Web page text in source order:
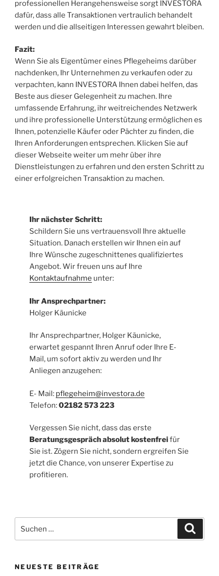
professionellen Herangehensweise sorgt INVESTORA
dafür, dass alle Transaktionen vertraulich behandelt
werden und die allseitigen Interessen gewahrt bleiben.
Fazit:
Wenn Sie als Eigentümer eines Pflegeheims darüber
nachdenken, Ihr Unternehmen zu verkaufen oder zu
verpachten, kann INVESTORA Ihnen dabei helfen, das
Beste aus dieser Gelegenheit zu machen. Ihre
umfassende Erfahrung, ihr weitreichendes Netzwerk
und ihre professionelle Unterstützung ermöglichen es
Ihnen, potenzielle Käufer oder Pächter zu finden, die
Ihren Anforderungen entsprechen. Klicken Sie auf
dieser Webseite weiter um mehr über ihre
Dienstleistungen zu erfahren und den ersten Schritt zu
einer erfolgreichen Transaktion zu machen.
Ihr nächster Schritt:
Schildern Sie uns vertrauensvoll Ihre aktuelle
Situation. Danach erstellen wir Ihnen ein auf
Ihre Wünsche zugeschnittenes qualifiziertes
Angebot. Wir freuen uns auf Ihre
Kontaktaufnahme unter:
Ihr Ansprechpartner:
Holger Käunicke
Ihr Ansprechpartner, Holger Käunicke,
erwartet gespannt Ihren Anruf oder Ihre E-
Mail, um sofort aktiv zu werden und Ihr
Anliegen anzugehen:
E- Mail: pflegeheim@investora.de
Telefon:02182 573 223
Vergessen Sie nicht, dass das erste
Beratungsgespräch absolut kostenfreifür
Sie ist. Zögern Sie nicht, sondern ergreifen Sie
jetzt die Chance, von unserer Expertise zu
profitieren.
nach:
NEUESTE BEITRÄGE